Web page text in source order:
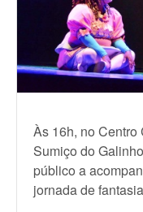
Às 16h, no Centro
Sumiço do
público a
jornada de